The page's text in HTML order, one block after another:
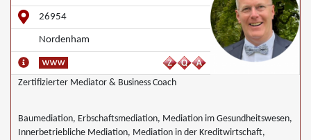
26954
Nordenham
Zertifizierter Mediator & Business Coach
Baumediation, Erbschaftsmediation, Mediation im Gesundheitswesen,
Innerbetriebliche Mediation, Mediation in der Kreditwirtschaft,